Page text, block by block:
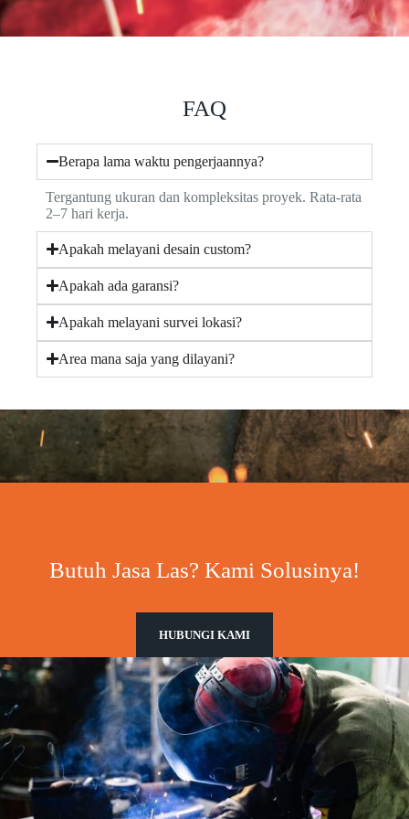
FAQ
Berapa lama waktu pengerjaannya?
Tergantung ukuran dan kompleksitas proyek. Rata-rata
2–7 hari kerja.
Apakah melayani desain custom?
Apakah ada garansi?
Apakah melayani survei lokasi?
Area mana saja yang dilayani?
Butuh Jasa Las? Kami Solusinya!
HUBUNGI KAMI